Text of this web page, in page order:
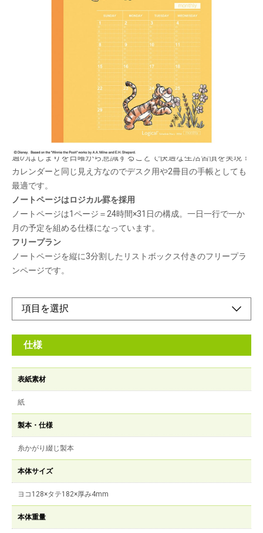
ロジカルノートタイプのスケジュール帳！ ディズ
ニーのくまのプーさんデザイン。
裏面も可愛いキャラクターデザイン！
日曜始まり
週のはじまりを日曜から意識することで快適な生活習慣を実現！
カレンダーと同じ見え方なのでデスク用や2冊目の手帳としても
最適です。
ノートページはロジカル罫を採用
ノートページは1ページ＝24時間×31日の構成。一日一行で一か
月の予定を組める仕様になっています。
フリープラン
ノートページを縦に3分割したリストボックス付きのフリープラ
ンページです。
仕様
表紙素材
紙
製本・仕様
糸かがり綴じ製本
本体サイズ
ヨコ128×タテ182×厚み4mm
本体重量